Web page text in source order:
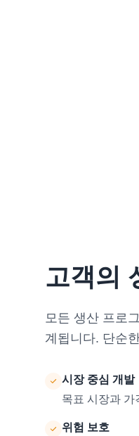
고객의
모든 생산 프로
계됩니다. 단순
시장 중심 개발
목표 시장과 가
위험 보호